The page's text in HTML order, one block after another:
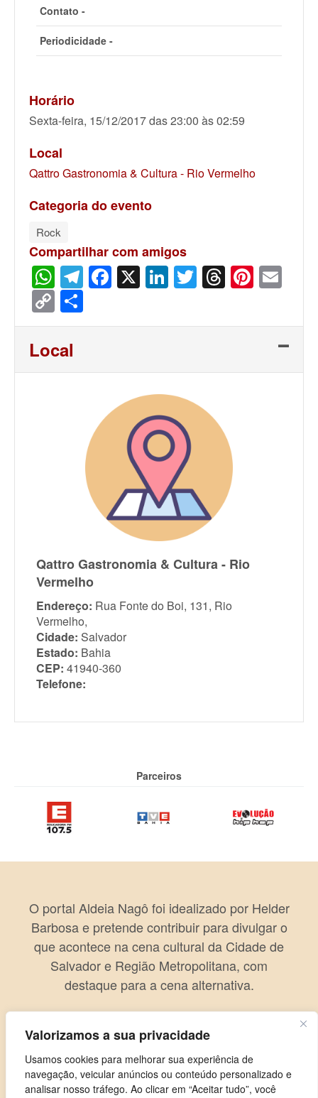
Valorizamos a sua privacidade
Usamos cookies para melhorar sua experiência de
navegação, veicular anúncios ou conteúdo personalizado e
analisar nosso tráfego. Ao clicar em “Aceitar tudo”, você
Contato -
Periodicidade -
Horário
Sexta-feira, 15/12/2017 das 23:00 às 02:59
Local
Qattro Gastronomia & Cultura - Rio Vermelho
Categoria do evento
Rock
Compartilhar com amigos
WhatsApp
Telegram
Facebook
X LinkedIn
Twitter
Threads
Copy
Link
Local
Qattro Gastronomia & Cultura - Rio
Vermelho
Endereço: Rua Fonte do Boi, 131, Rio
Vermelho,
Cidade: Salvador
Estado: Bahia
CEP: 41940-360
Telefone:
Parceiros
O portal Aldeia Nagô foi idealizado por Helder
Barbosa e pretende contribuir para divulgar o
que acontece na cena cultural da Cidade de
Salvador e Região Metropolitana, com
destaque para a cena alternativa.